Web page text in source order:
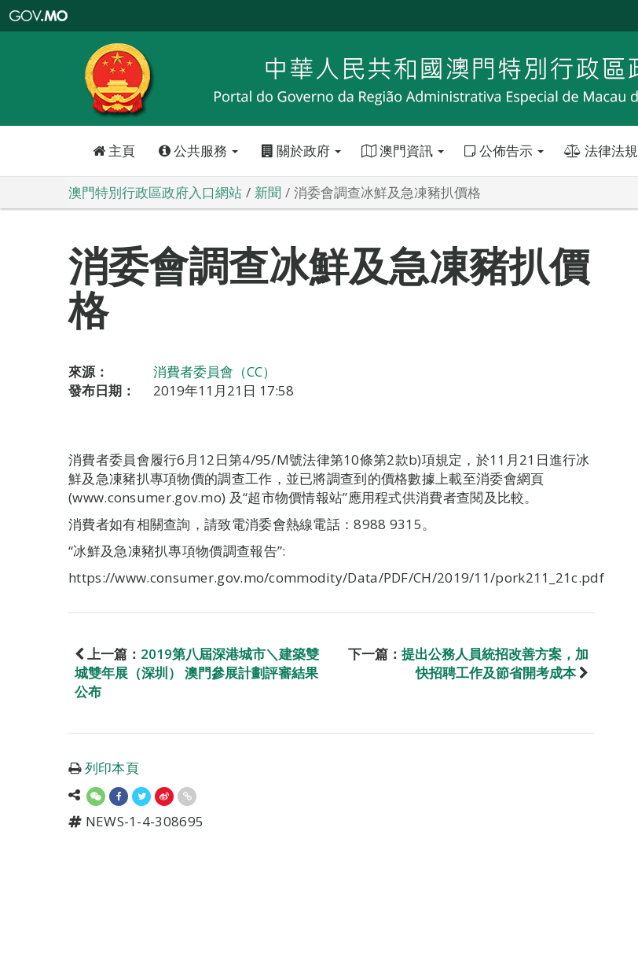
特
政
區
政
口
主頁 公共服務 關於政府 澳門資訊 公佈告示 法律法規
澳門特別行政區政府入口網站 新聞 消委會調查冰鮮及急凍豬扒價格
消委會調查冰鮮及急凍豬扒價
格
來源：
消費者委員會（CC）
發布日期：
2019年11月21日 17:58
消費者委員會履行6月12日第4/95/M號法律第10條第2款b)項規定，於11月21日進行冰
鮮及急凍豬扒專項物價的調查工作，並已將調查到的價格數據上載至消委會網頁
(www.consumer.gov.mo) 及“超市物價情報站”應用程式供消費者查閱及比較。
消費者如有相關查詢，請致電消委會熱線電話：8988 9315。
“冰鮮及急凍豬扒專項物價調查報告”:
https://www.consumer.gov.mo/commodity/Data/PDF/CH/2019/11/pork211_21c.pdf
上一篇： 2019第八屆深港城市＼建築雙
城雙年展（深圳） 澳門參展計劃評審結果
公布
下一篇： 提出公務人員統招改善方案，加
快招聘工作及節省開考成本
列印本頁
NEWS-1-4-308695